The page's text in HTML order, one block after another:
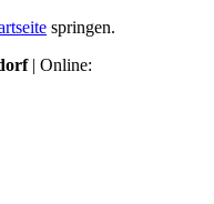
springen.
| Online: